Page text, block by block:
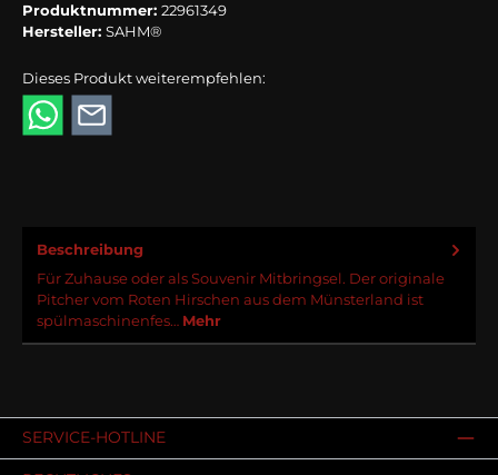
Produktnummer: 22961349
Hersteller: SAHM®
Dieses Produkt weiterempfehlen:
Beschreibung
Für Zuhause oder als Souvenir Mitbringsel. Der originale
Pitcher vom Roten Hirschen aus dem Münsterland ist
spülmaschinenfes… Mehr
SERVICE-HOTLINE